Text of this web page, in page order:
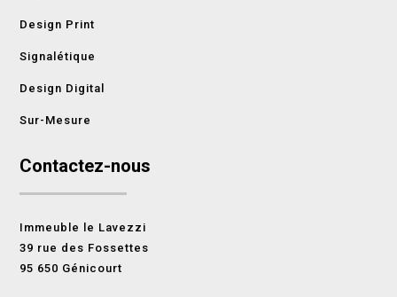
Design Print
Signalétique
Design Digital
Sur-Mesure
Contactez-nous
Immeuble le Lavezzi
39 rue des Fossettes
95 650 Génicourt